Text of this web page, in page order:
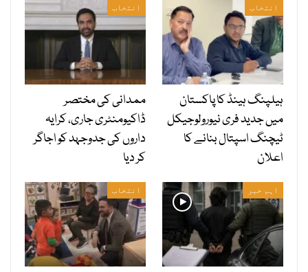
انتخاب
ہیلپنگ ہینڈ کا پاکستان
میں جدید فری نیورولوجیکل
ٹیچنگ اسپتال بنانے کا
اعلان
انتخاب
ممدانی کی مختصر
ڈاکیومنٹری جاری، کرایہ
داروں کی جدوجہد کو اجاگر
کر دیا
اہم خبر انتخاب